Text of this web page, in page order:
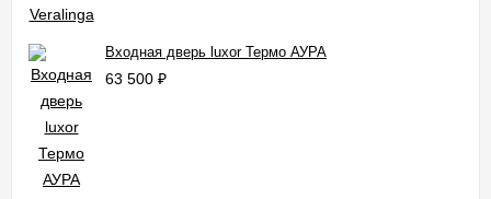
Входная дверь luxor Термо АУРА
63 500 ₽